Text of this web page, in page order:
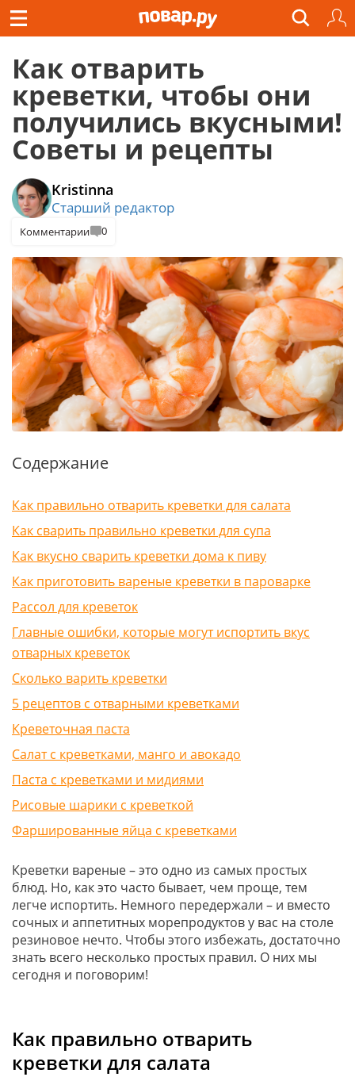
Как отварить
креветки, чтобы они
получились вкусными!
Советы и рецепты
Kristinna
Старший редактор
Комментарии 0
Содержание
Как правильно отварить креветки для салата
Как сварить правильно креветки для супа
Как вкусно сварить креветки дома к пиву
Как приготовить вареные креветки в пароварке
Рассол для креветок
Главные ошибки, которые могут испортить вкус
отварных креветок
Сколько варить креветки
5 рецептов с отварными креветками
Креветочная паста
Салат с креветками, манго и авокадо
Паста с креветками и мидиями
Рисовые шарики с креветкой
Фаршированные яйца с креветками
Креветки вареные – это одно из самых простых
блюд. Но, как это часто бывает, чем проще, тем
легче испортить. Немного передержали – и вместо
сочных и аппетитных морепродуктов у вас на столе
резиновое нечто. Чтобы этого избежать, достаточно
знать всего несколько простых правил. О них мы
сегодня и поговорим!
Как правильно отварить
креветки для салата